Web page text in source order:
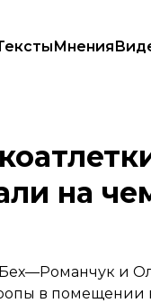
Мнения
медали на
на
и
в помещении